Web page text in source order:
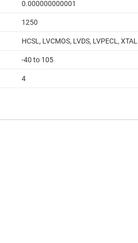
0.000000000001
1250
HCSL, LVCMOS, LVDS, LVPECL, XTAL
-40 to 105
4